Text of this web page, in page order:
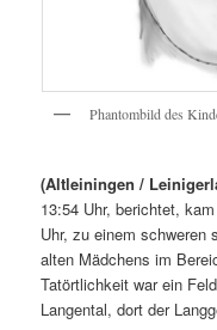
Phantombild des
(Altleiningen /
13:54 Uhr, berichtet,
Uhr, zu einem schweren
alten Mädchens im
Tatörtlichkeit war ein
Langental, dort der